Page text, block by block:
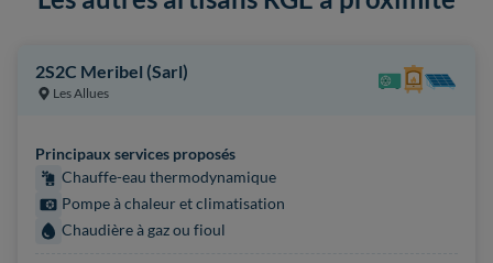
2S2C Meribel (Sarl)
Les Allues
Principaux services proposés
Chauffe-eau thermodynamique
Pompe à chaleur et climatisation
Chaudière à gaz ou fioul